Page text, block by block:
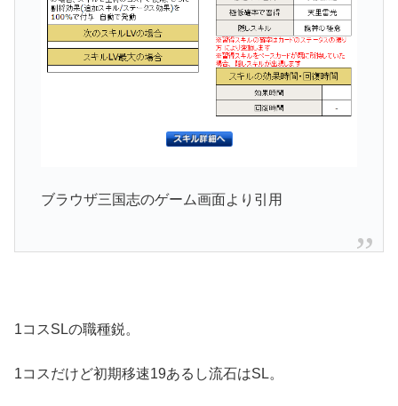
ブラウザ三国志のゲーム画面より引用
1コスSLの職種鋭。
1コスだけど初期移速19あるし流石はSL。